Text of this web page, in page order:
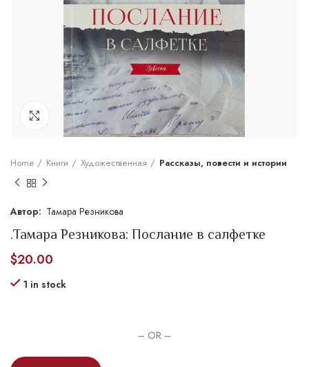
Увеличить
Home Книги Художественная Рассказы, повести и истории
Тамара Резникова
.Тамара Резникова: Послание в салфетке
$20.00
1 in stock
– OR –